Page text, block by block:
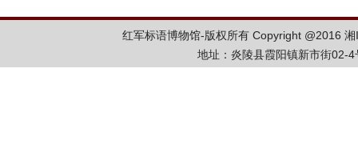
红军标语博物馆-版权所有 Copyright @2016 湘
地址：炎陵县霞阳镇新市街